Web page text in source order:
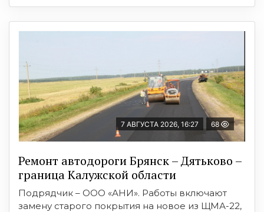
7 АВГУСТА 2026, 16:27 68
Ремонт автодороги Брянск – Дятьково –
граница Калужской области
Подрядчик – ООО «АНИ». Работы включают
замену старого покрытия на новое из ЩМА-22,